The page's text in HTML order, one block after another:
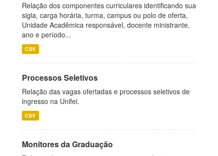
Relação dos componentes curriculares identificando sua
sigla, carga horária, turma, campus ou polo de oferta,
Unidade Acadêmica responsável, docente ministrante,
ano e período...
CSV
Processos Seletivos
Relação das vagas ofertadas e processos seletivos de
ingresso na Unifei.
CSV
Monitores da Graduação